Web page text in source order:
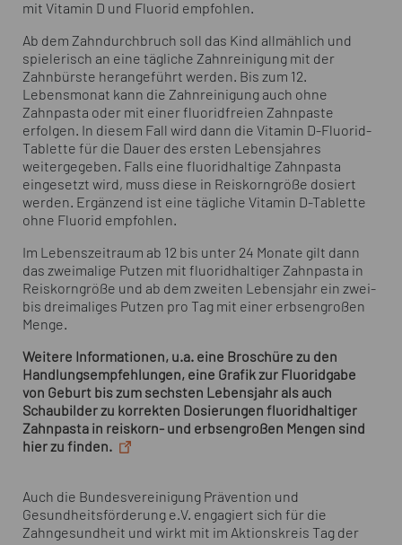
mit Vitamin D und Fluorid empfohlen.
Ab dem Zahndurchbruch soll das Kind allmählich und
spielerisch an eine tägliche Zahnreinigung mit der
Zahnbürste herangeführt werden. Bis zum 12.
Lebensmonat kann die Zahnreinigung auch ohne
Zahnpasta oder mit einer fluoridfreien Zahnpaste
erfolgen. In diesem Fall wird dann die Vitamin D-Fluorid-
Tablette für die Dauer des ersten Lebensjahres
weitergegeben. Falls eine fluoridhaltige Zahnpasta
eingesetzt wird, muss diese in Reiskorngröße dosiert
werden. Ergänzend ist eine tägliche Vitamin D-Tablette
ohne Fluorid empfohlen.
Im Lebenszeitraum ab 12 bis unter 24 Monate gilt dann
das zweimalige Putzen mit fluoridhaltiger Zahnpasta in
Reiskorngröße und ab dem zweiten Lebensjahr ein zwei-
bis dreimaliges Putzen pro Tag mit einer erbsengroßen
Menge.
Weitere Informationen, u.a. eine Broschüre zu den
Handlungsempfehlungen, eine Grafik zur Fluoridgabe
von Geburt bis zum sechsten Lebensjahr als auch
Schaubilder zu korrekten Dosierungen fluoridhaltiger
Zahnpasta in reiskorn- und erbsengroßen Mengen sind
hier zu finden.
Auch die Bundesvereinigung Prävention und
Gesundheitsförderung e.V. engagiert sich für die
Zahngesundheit und wirkt mit im Aktionskreis Tag der